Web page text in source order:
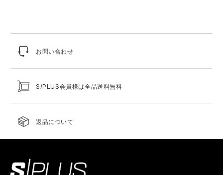
お問い合わせ
S/PLUS会員様は全品送料無料
返品について